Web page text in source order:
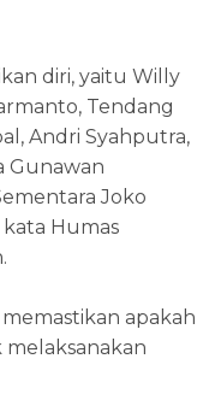
diri, yaitu Willy
Tendang
Andri Syahputra,
Gunawan
Joko
Humas
apakah